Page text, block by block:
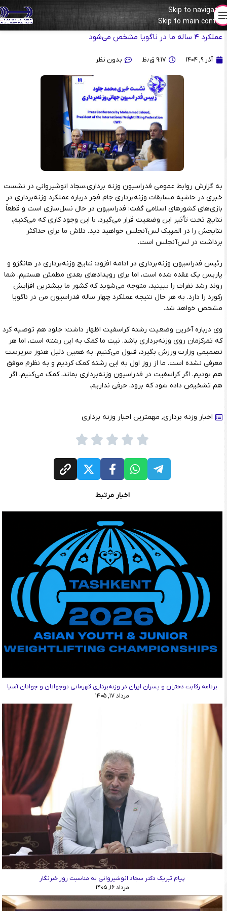
Skip to navigation
Skip to main content
انوشیروانی: نتایج وزنه‌برداری در هانگژو و پاریس یک عقده شده است/
عملکرد ۴ ساله ما در ناگویا مشخص می‌شود
آذر ۹, ۱۴۰۴ ۹:۱۷ ق٫ظ بدون نظر
به گزارش روابط عمومی فدراسیون وزنه برداری،سجاد انوشیروانی در نشست
خبری در حاشیه مسابقات وزنه‌برداری جام فجر درباره عملکرد وزنه‌برداری در
بازی‌های کشور‌های اسلامی گفت: فدراسیون در حال نسل‌سازی است و قطعاً
نتایج تحت تأثیر این وضعیت قرار می‌گیرد. با این وجود کاری که می‌کنیم،
نتایجش را در المپیک لس‌آنجلس خواهید دید. تلاش ما برای حداکثر
برداشت در لس‌آنجلس است.
رئیس فدراسیون وزنه‌برداری در ادامه افزود: نتایج وزنه‌برداری در هانگژو و
پاریس یک عقده شده است، اما برای رویدادهای بعدی مطمئن هستیم. شما
روند رشد نفرات را ببینید، متوجه می‌شوید که کشور ما بیشترین افزایش
رکورد را دارد. به هر حال نتیجه عملکرد چهار ساله فدراسیون من در ناگویا
مشخص خواهد شد.
وی درباره آخرین وضعیت رشته کراسفیت اظهار داشت: جلود هم توصیه کرد
که تمرکزمان روی وزنه‌برداری باشد. نیت ما کمک به این رشته است، اما هر
تصمیمی وزارت ورزش بگیرد، قبول می‌کنیم. به همین دلیل هنوز سرپرست
معرفی نشده است. ما از روز اول به این رشته کمک کردیم و به نظرم موفق
هم بودیم. اگر کراسفیت در فدراسیون وزنه‌برداری بماند، کمک می‌کنیم، اگر
هم تشخیص داده شود که برود، حرفی نداریم.
اخبار وزنه برداری, مهمترین اخبار وزنه برداری
اخبار مرتبط
برنامه رقابت دختران و پسران ایران در وزنه‌برداری قهرمانی نوجوانان و جوانان آسیا
مرداد ۱۷, ۱۴۰۵
پیام تبریک دکتر سجاد انوشیروانی به مناسبت روز خبرنگار
مرداد ۱۶, ۱۴۰۵